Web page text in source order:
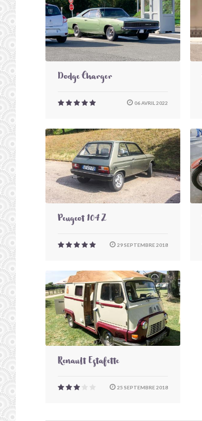
Dodge Charger
06 AVRIL 2022
Peugeot 104 Z
29 SEPTEMBRE 2018
Renault Estafette
25 SEPTEMBRE 2018